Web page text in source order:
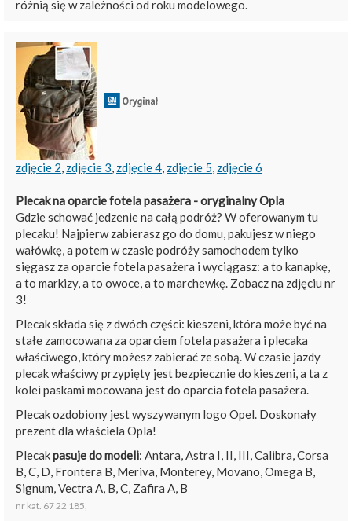
różnią się w zależności od roku modelowego.
zdjęcie 2, zdjęcie 3, zdjęcie 4, zdjęcie 5, zdjęcie 6
Plecak na oparcie fotela pasażera - oryginalny Opla
Gdzie schować jedzenie na całą podróż? W oferowanym tu
plecaku! Najpierw zabierasz go do domu, pakujesz w niego
wałówkę, a potem w czasie podróży samochodem tylko
sięgasz za oparcie fotela pasażera i wyciągasz: a to kanapkę,
a to markizy, a to owoce, a to marchewkę. Zobacz na zdjęciu nr
3!
Plecak składa się z dwóch części: kieszeni, która może być na
stałe zamocowana za oparciem fotela pasażera i plecaka
właściwego, który możesz zabierać ze sobą. W czasie jazdy
plecak właściwy przypięty jest bezpiecznie do kieszeni, a ta z
kolei paskami mocowana jest do oparcia fotela pasażera.
Plecak ozdobiony jest wyszywanym logo Opel. Doskonały
prezent dla właściela Opla!
Plecakpasuje do modeli: Antara, Astra I, II, III, Calibra, Corsa
B, C, D, Frontera B, Meriva, Monterey, Movano, Omega B,
Signum, Vectra A, B, C, Zafira A, B
nr kat. 67 22 185,